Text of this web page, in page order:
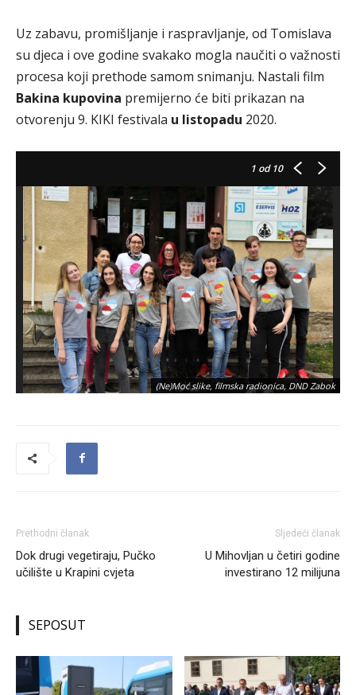
Uz zabavu, promišljanje i raspravljanje, od Tomislava
su djeca i ove godine svakako mogla naučiti o važnosti
procesa koji prethode samom snimanju. Nastali film
Bakina kupovina premijerno će biti prikazan na
otvorenju 9. KIKI festivala u listopadu 2020.
1 od 10
(Ne)Moć slike, filmska radionica, DND Zabok
Prethodni članak
Dok drugi vegetiraju, Pučko
učilište u Krapini cvjeta
Sljedeći članak
U Mihovljan u četiri godine
investirano 12 milijuna
SEPOSUT